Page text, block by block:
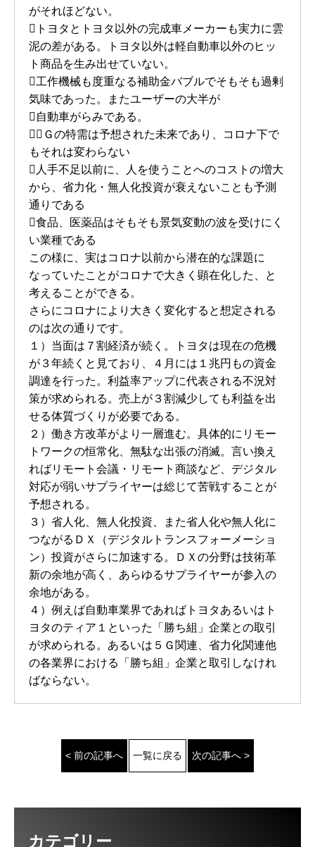
がそれほどない。
トヨタとトヨタ以外の完成車メーカーも実力に雲
泥の差がある。トヨタ以外は軽自動車以外のヒッ
ト商品を生み出せていない。
工作機械も度重なる補助金バブルでそもそも過剰
気味であった。またユーザーの大半が
自動車がらみである。
５Ｇの特需は予想された未来であり、コロナ下で
もそれは変わらない
人手不足以前に、人を使うことへのコストの増大
から、省力化・無人化投資が衰えないことも予測
通りである
食品、医薬品はそもそも景気変動の波を受けにく
い業種である
この様に、実はコロナ以前から潜在的な課題に
なっていたことがコロナで大きく顕在化した、と
考えることができる。
さらにコロナにより大きく変化すると想定される
のは次の通りです。
１）当面は７割経済が続く。トヨタは現在の危機
が３年続くと見ており、４月には１兆円もの資金
調達を行った。利益率アップに代表される不況対
策が求められる。売上が３割減少しても利益を出
せる体質づくりが必要である。
２）働き方改革がより一層進む。具体的にリモー
トワークの恒常化、無駄な出張の消滅。言い換え
ればリモート会議・リモート商談など、デジタル
対応が弱いサプライヤーは総じて苦戦することが
予想される。
３）省人化、無人化投資、また省人化や無人化に
つながるＤＸ（デジタルトランスフォーメーショ
ン）投資がさらに加速する。ＤＸの分野は技術革
新の余地が高く、あらゆるサプライヤーが参入の
余地がある。
４）例えば自動車業界であればトヨタあるいはト
ヨタのティア１といった「勝ち組」企業との取引
が求められる。あるいは５Ｇ関連、省力化関連他
の各業界における「勝ち組」企業と取引しなけれ
ばならない。
< 前の記事へ 一覧に戻る 次の記事へ >
カテゴリー